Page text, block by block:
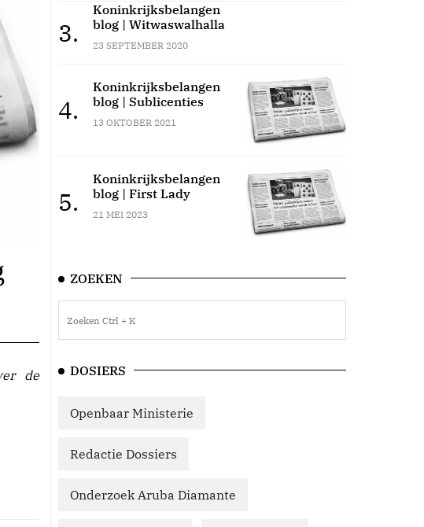
3.
Koninkrijksbelangen
blog | Witwaswalhalla
23 SEPTEMBER 2020
4.
Koninkrijksbelangen
blog | Sublicenties
13 OKTOBER 2021
5.
Koninkrijksbelangen
blog | First Lady
21 MEI 2023
ZOEKEN
DOSIERS
Openbaar Ministerie
Redactie Dossiers
Onderzoek Aruba Diamante